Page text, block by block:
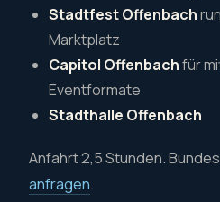
Stadtfest Offenbach
Marktplatz
Capitol Offenbachfür
Eventformate
Stadthalle Offenbach
Anfahrt 2,5 Stunden.
anfragen.